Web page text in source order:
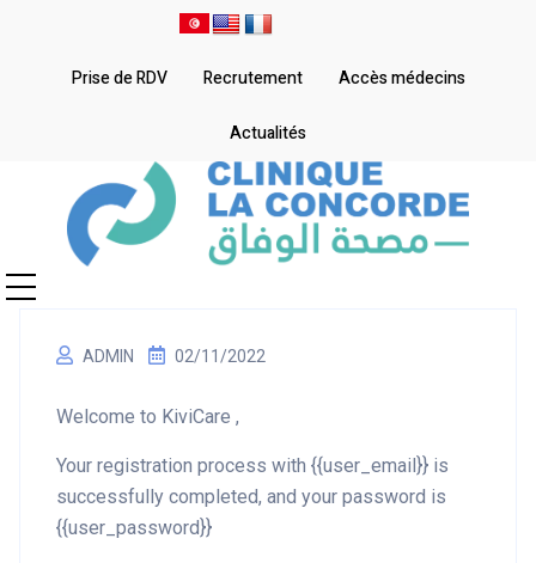
Prise de RDV Recrutement Accès médecins
Actualités
ADMIN 02/11/2022
Welcome to KiviCare ,
Your registration process with {{user_email}} is
successfully completed, and your password is
{{user_password}}